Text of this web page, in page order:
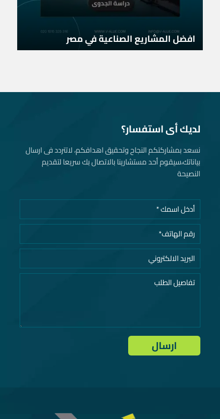
افضل المشاريع الصناعية في مصر
لديك أى استفسار؟
نسعد بمشاركتكم النجاح وتحقيق اهدافكم، لاتتردد فى ارسال
بياناتك، سيقوم أحد مستشارينا بالاتصال بك سريعا لتقديم
النصيحة